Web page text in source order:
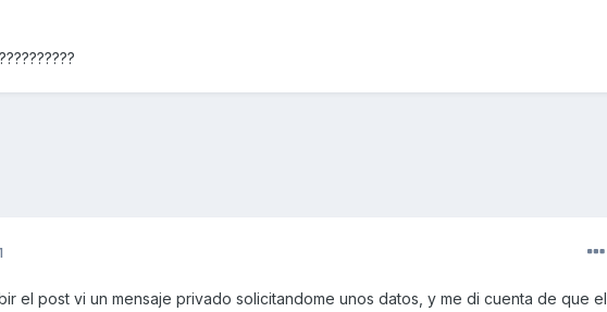
el post vi un mensaje privado solicitandome unos datos, y me di cuenta de que el